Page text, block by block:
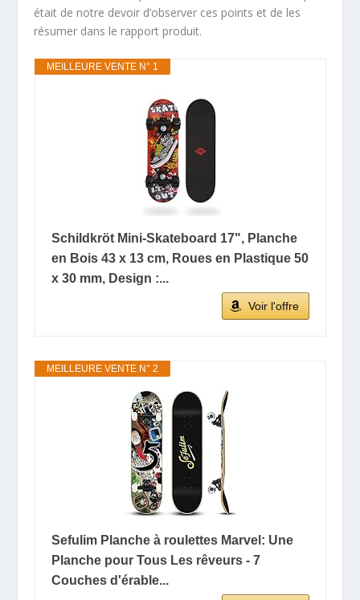
était de notre devoir d’observer ces points et de les
résumer dans le rapport produit.
MEILLEURE VENTE N° 1
Schildkröt Mini-Skateboard 17", Planche
en Bois 43 x 13 cm, Roues en Plastique 50
x 30 mm, Design :...
Voir l'offre
MEILLEURE VENTE N° 2
Sefulim Planche à roulettes Marvel: Une
Planche pour Tous Les rêveurs - 7
Couches d'érable...